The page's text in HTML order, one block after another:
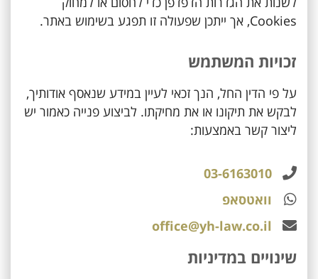
Cookies, אך ייתכן שפעולה זו תפגע בשימוש באתר.
זכויות המשתמש
על פי הדין החל, הנך זכאי לעיין במידע שנאסף אודותיך,
לבקש את תיקונו או את מחיקתו. לביצוע פנייה כאמור יש
ליצור קשר באמצעות:
03-6163010
וואטסאפ
office@yh-law.co.il
שינויים במדיניות